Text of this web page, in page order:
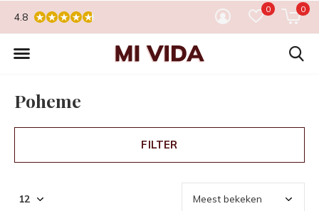
0 0
4.8
Poheme
FILTER